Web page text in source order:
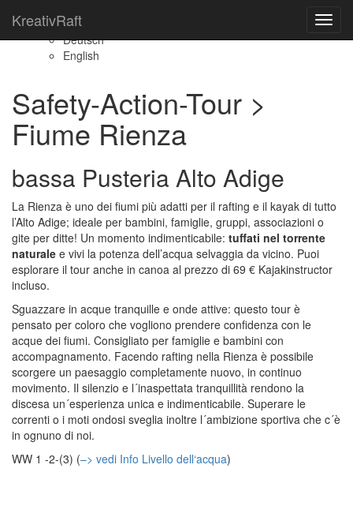
KreativRaft
Italiano
Deutsch
English
Safety-Action-Tour >
Fiume Rienza
bassa Pusteria Alto Adige
La Rienza è uno dei fiumi più adatti per il rafting e il kayak di tutto
l’Alto Adige; ideale per bambini, famiglie, gruppi, associazioni o
gite per ditte! Un momento indimenticabile: tuffati nel torrente
naturale e vivi la potenza dell’acqua selvaggia da vicino. Puoi
esplorare il tour anche in canoa al prezzo di 69 € Kajakinstructor
incluso.
Sguazzare in acque tranquille e onde attive: questo tour è
pensato per coloro che vogliono prendere confidenza con le
acque dei fiumi. Consigliato per famiglie e bambini con
accompagnamento. Facendo rafting nella Rienza è possibile
scorgere un paesaggio completamente nuovo, in continuo
movimento. Il silenzio e l´inaspettata tranquillità rendono la
discesa un´esperienza unica e indimenticabile. Superare le
correnti o i moti ondosi sveglia inoltre l´ambizione sportiva che c´è
in ognuno di noi.
WW 1 -2-(3) (–> vedi Info Livello dell‘acqua)